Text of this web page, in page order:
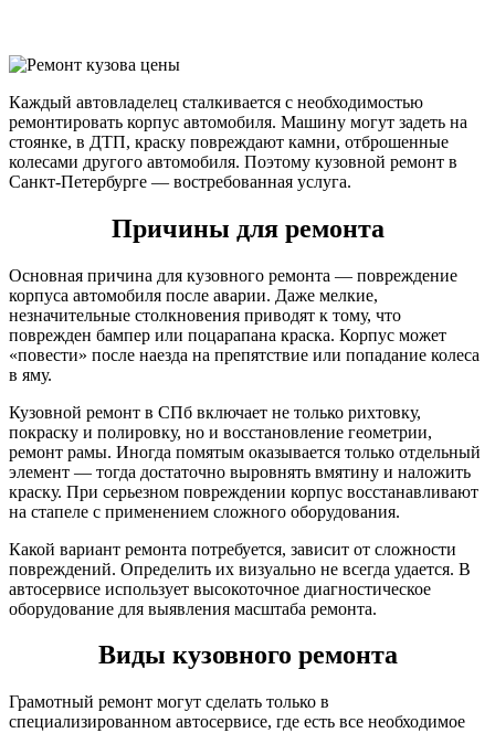
Каждый автовладелец сталкивается с необходимостью
ремонтировать корпус автомобиля. Машину могут задеть на
стоянке, в ДТП, краску повреждают камни, отброшенные
колесами другого автомобиля. Поэтому кузовной ремонт в
Санкт-Петербурге — востребованная услуга.
Причины для ремонта
Основная причина для кузовного ремонта — повреждение
корпуса автомобиля после аварии. Даже мелкие,
незначительные столкновения приводят к тому, что
поврежден бампер или поцарапана краска. Корпус может
«повести» после наезда на препятствие или попадание колеса
в яму.
Кузовной ремонт в СПб включает не только рихтовку,
покраску и полировку, но и восстановление геометрии,
ремонт рамы. Иногда помятым оказывается только отдельный
элемент — тогда достаточно выровнять вмятину и наложить
краску. При серьезном повреждении корпус восстанавливают
на стапеле с применением сложного оборудования.
Какой вариант ремонта потребуется, зависит от сложности
повреждений. Определить их визуально не всегда удается. В
автосервисе использует высокоточное диагностическое
оборудование для выявления масштаба ремонта.
Виды кузовного ремонта
Грамотный ремонт могут сделать только в
специализированном автосервисе, где есть все необходимое